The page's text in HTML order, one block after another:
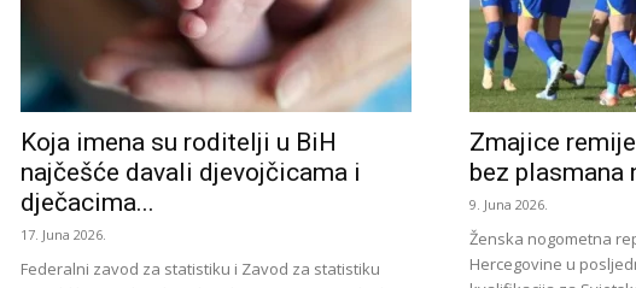
Koja imena su roditelji u BiH
najčešće davali djevojčicama i
dječacima...
17. Juna 2026.
Federalni zavod za statistiku i Zavod za statistiku
Zmajice
bez plasmana
9. Juna 2026.
Ženska nogometna
Hercegovine u